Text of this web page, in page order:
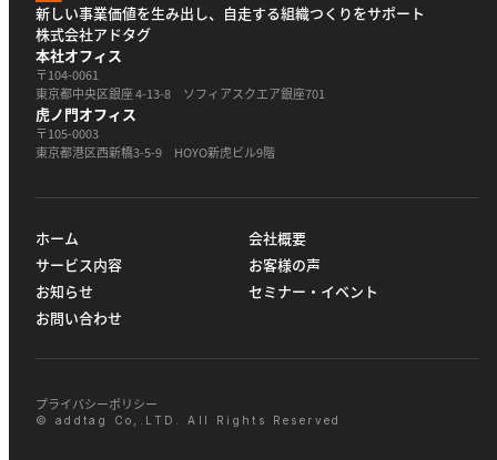
新しい事業価値を生み出し、自走する組織つくりをサポート
株式会社アドタグ
本社オフィス
〒104-0061
東京都中央区銀座 4-13-8 ソフィアスクエア銀座701
虎ノ門オフィス
〒105-0003
東京都港区西新橋3-5-9 HOYO新虎ビル9階
ホーム
会社概要
サービス内容
お客様の声
お知らせ
セミナー・イベント
お問い合わせ
プライバシーポリシー
© addtag Co,.LTD. All Rights Reserved